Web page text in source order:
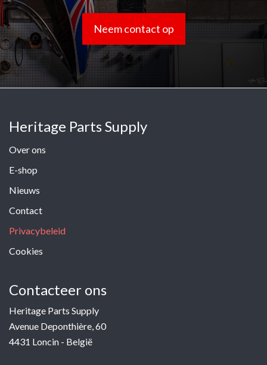
Neem contact op
Heritage Parts Supply
Over ons
E-shop
Nieuws
Contact
Privacybeleid
Cookies
Contacteer ons
Heritage Parts Supply
Avenue Deponthière, 60
4431 Loncin - België